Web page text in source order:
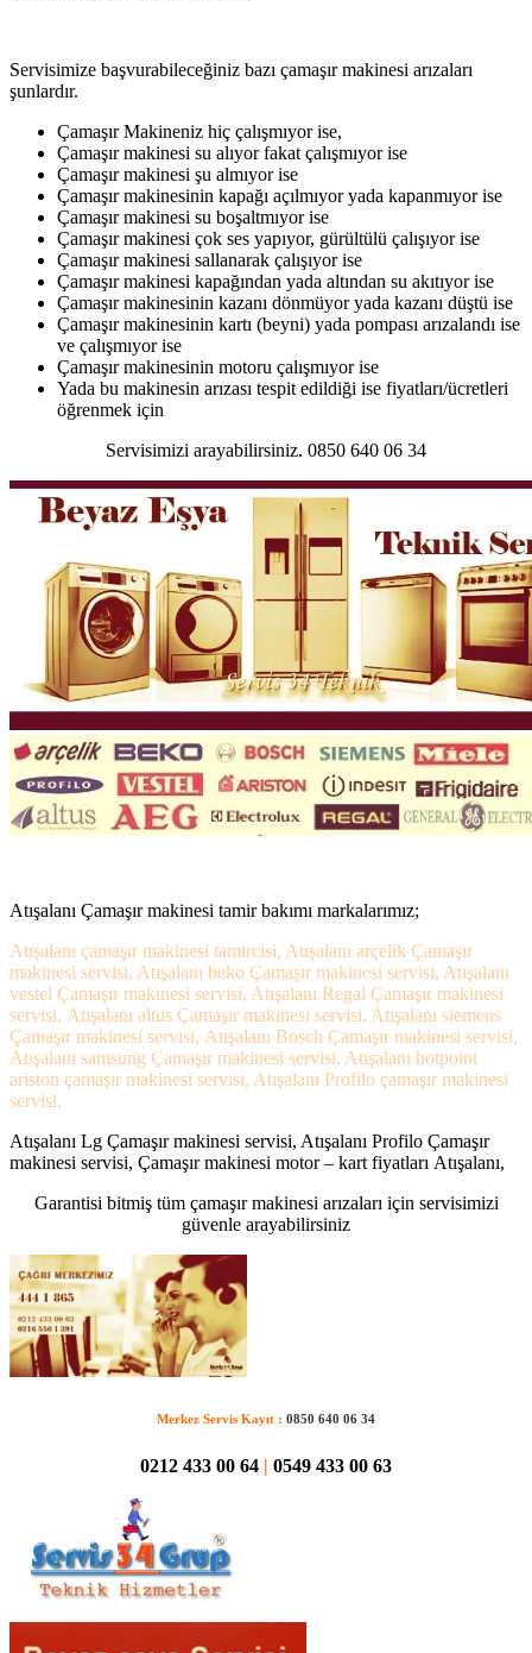
Servisimize başvurabileceğiniz bazı çamaşır makinesi arızaları
şunlardır.
Çamaşır Makineniz hiç çalışmıyor ise,
Çamaşır makinesi su alıyor fakat çalışmıyor ise
Çamaşır makinesi şu almıyor ise
Çamaşır makinesinin kapağı açılmıyor yada kapanmıyor ise
Çamaşır makinesi su boşaltmıyor ise
Çamaşır makinesi çok ses yapıyor, gürültülü çalışıyor ise
Çamaşır makinesi sallanarak çalışıyor ise
Çamaşır makinesi kapağından yada altından su akıtıyor ise
Çamaşır makinesinin kazanı dönmüyor yada kazanı düştü ise
Çamaşır makinesinin kartı (beyni) yada pompası arızalandı ise
ve çalışmıyor ise
Çamaşır makinesinin motoru çalışmıyor ise
Yada bu makinesin arızası tespit edildiği ise fiyatları/ücretleri
öğrenmek için
Servisimizi arayabilirsiniz. 0850 640 06 34
Atışalanı Çamaşır makinesi tamir bakımı markalarımız;
Atışalanı çamaşır makinesi tamircisi, Atışalanı arçelik Çamaşır
makinesi servisi, Atışalanı beko Çamaşır makinesi servisi, Atışalanı
vestel Çamaşır makinesi servisi, Atışalanı Regal Çamaşır makinesi
servisi, Atışalanı altus Çamaşır makinesi servisi, Atışalanı siemens
Çamaşır makinesi servisi, Atışalanı Bosch Çamaşır makinesi servisi,
Atışalanı samsung Çamaşır makinesi servisi, Atışalanı hotpoint
ariston çamaşır makinesi servisi, Atışalanı Profilo çamaşır makinesi
servisi,
Atışalanı Lg Çamaşır makinesi servisi, Atışalanı Profilo Çamaşır
makinesi servisi, Çamaşır makinesi motor – kart fiyatları Atışalanı,
Garantisi bitmiş tüm çamaşır makinesi arızaları için servisimizi
güvenle arayabilirsiniz
Merkez Servis Kayıt : 0850 640 06 34
0212 433 00 64 | 0549 433 00 63